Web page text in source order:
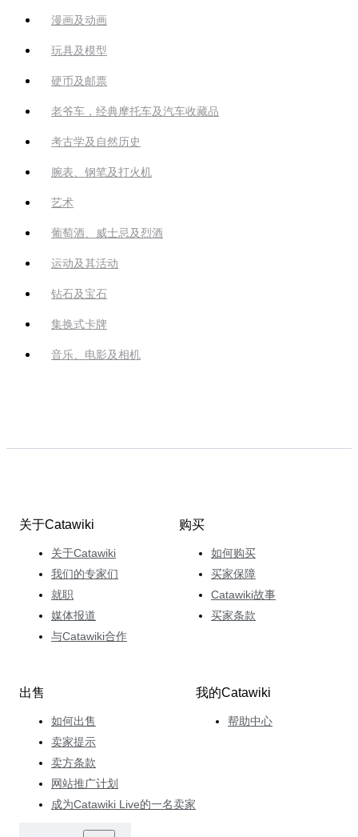
漫画及动画
玩具及模型
硬币及邮票
老爷车，经典摩托车及汽车收藏品
考古学及自然历史
腕表、钢笔及打火机
艺术
葡萄酒、威士忌及烈酒
运动及其活动
钻石及宝石
集换式卡牌
音乐、电影及相机
关于Catawiki
关于Catawiki
我们的专家们
就职
媒体报道
与Catawiki合作
购买
如何购买
买家保障
Catawiki故事
买家条款
出售
如何出售
卖家提示
卖方条款
网站推广计划
成为Catawiki Live的一名卖家
我的Catawiki
帮助中心